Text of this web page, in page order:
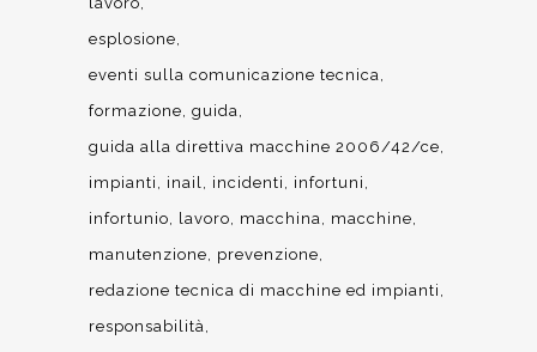
esplosione
eventi sulla comunicazione tecnica
formazione guida
guida alla direttiva macchine 2006/42/ce
impianti
inail incidenti
infortuni
infortunio
lavoro macchina
macchine
manutenzione
prevenzione
redazione tecnica di macchine ed impianti
responsabilità